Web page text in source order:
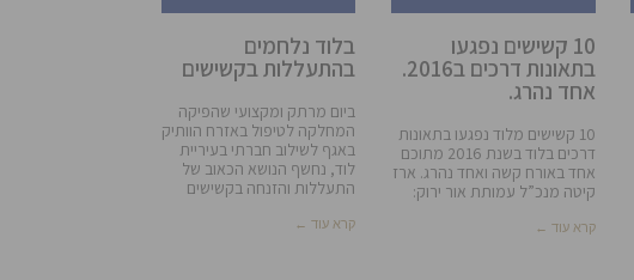
10 קשישים נפגעו
בתאונות דרכים ב2016.
אחד נהרג.
10 קשישים מלוד נפגעו בתאונות
דרכים בלוד בשנת 2016 מתוכם
אחד באורח קשה ואחד נהרג. ארז
קיטה מנכ”ל עמותת אור ירוק:
קרא עוד ←
בלוד נלחמים
בהתעללות בקשישים
ביום מרתק ומקצועי שהפיקה
המחלקה לטיפול באזרח הוותיק
באגף לשילוב חברתי בעיריית
לוד, נחשף הנושא הכאוב של
התעללות והזנחה בקשישים
קרא עוד ←